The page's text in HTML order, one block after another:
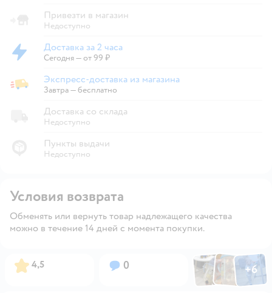
Привезти в магазин
Недоступно
Доставка за 2 часа
Доставка за 2 часа
Сегодня—от 99 ₽
Экспресс-доставка из магазина
Экспресс-доставка из магазина
Завтра—бесплатно
Доставка со склада
Недоступно
Пункты выдачи
Недоступно
Условия возврата
Обменять или вернуть товар надлежащего качества
можно в течение 14 дней с момента покупки.
Рейтинг:
4,5 Вопросов:
0 ФотоФотоФото
+6
Открыть